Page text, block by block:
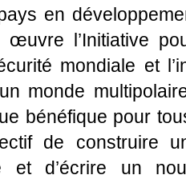
en
œuvre l’Initiative
mondiale et
monde
bénéfique pour
de construire
et d’écrire un